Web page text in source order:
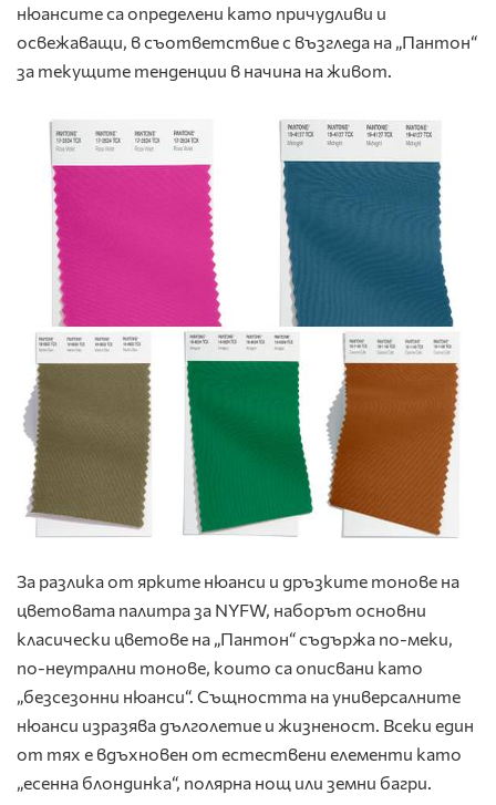
нюансите са определени като причудливи и
освежаващи, в съответствие с възгледа на „Пантон“
за текущите тенденции в начина на живот.
За разлика от ярките нюанси и дръзките тонове на
цветовата палитра за NYFW, наборът основни
класически цветове на „Пантон“ съдържа по-меки,
по-неутрални тонове, които са описвани като
„безсезонни нюанси“. Същността на универсалните
нюанси изразява дълголетие и жизненост. Всеки един
от тях е вдъхновен от естествени елементи като
„есенна блондинка“, полярна нощ или земни багри.